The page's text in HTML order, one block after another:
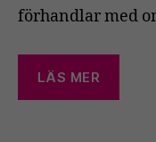
förhandlar med
LÄS MER